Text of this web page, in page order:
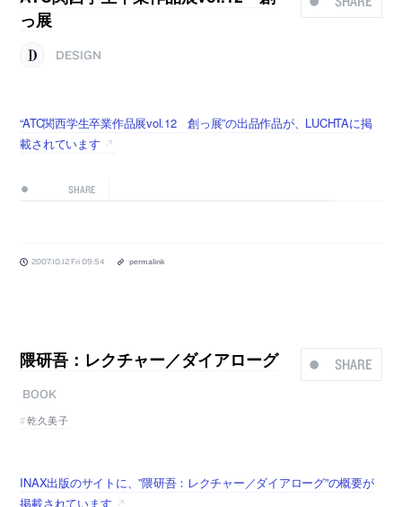
っ展
DESIGN
“ATC関西学生卒業作品展vol.12 創っ展”の出品作品が、LUCHTAに掲
載されています
SHARE
2007.10.12 Fri 09:54 permalink
SHARE
隈研吾：レクチャー／ダイアローグ
BOOK
乾久美子
INAX出版のサイトに、”隈研吾：レクチャー／ダイアローグ”の概要が
掲載されています